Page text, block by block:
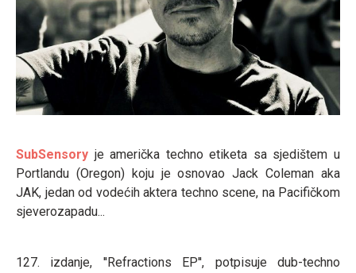
SubSensory je američka techno etiketa sa sjedištem u
Portlandu (Oregon) koju je osnovao Jack Coleman aka
JAK, jedan od vodećih aktera techno scene, na Pacifičkom
sjeverozapadu...
127. izdanje, ''Refractions EP'', potpisuje dub-techno